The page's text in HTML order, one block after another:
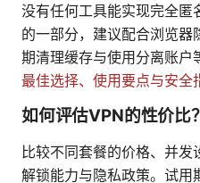
没有任何工具能实现完全匿
的一部分，建议配合浏览器
期清理缓存与使用分离账户
最佳选择、使用要点与安全
如何评估VPN的性价比？
比较不同套餐的价格、并发
解锁能力与隐私政策。试用